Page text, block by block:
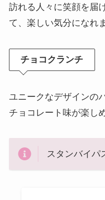
訪れる人々に笑顔を届
て、楽しい気分になれ
チョコクランチ
ユニークなデザインの
チョコレート味が楽し
スタンバイパ